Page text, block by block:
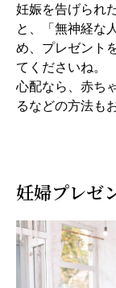
妊娠を告げられ
と、「無神経な
め、プレゼント
てくださいね。
心配なら、赤ち
るなどの方法も
妊婦プレゼ